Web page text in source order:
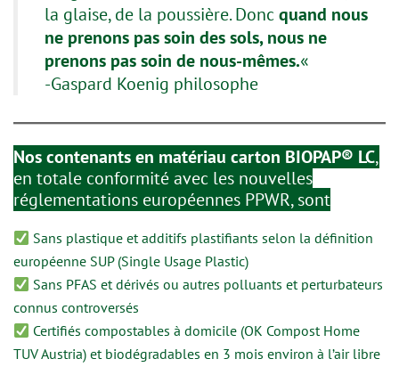
la glaise, de la poussière. Doncquand nous
ne prenons pas soin des sols, nous ne
prenons pas soin de nous-mêmes.«
-Gaspard Koenig philosophe
Nos contenants en matériau carton BIOPAP® LC,
en totale conformité avec les nouvelles
réglementations européennes PPWR, sont
Sans plastique et additifs plastifiants selon la définition
européenne SUP (Single Usage Plastic)
Sans PFAS et dérivés ou autres polluants et perturbateurs
connus controversés
Certifiés compostables à domicile (OK Compost Home
TUV Austria) et biodégradables en 3 mois environ à l’air libre